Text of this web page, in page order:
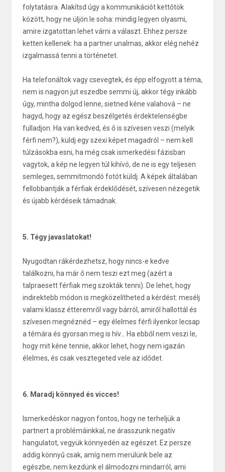
folytatásra. Alakítsd úgy a kommunikációt kettőtök
között, hogy ne üljön le soha: mindig legyen olyasmi,
amire izgatottan lehet várni a választ. Ehhez persze
ketten kellenek: ha a partner unalmas, akkor elég nehéz
izgalmassá tenni a történetet.
Ha telefonáltok vagy csevegtek, és épp elfogyott a téma,
nem is nagyon jut eszedbe semmi új, akkor tégy inkább
úgy, mintha dolgod lenne, sietned kéne valahová – ne
hagyd, hogy az egész beszélgetés érdektelenségbe
fulladjon. Ha van kedved, és ő is szívesen veszi (melyik
férfi nem?), küldj egy szexi képet magadról – nem kell
túlzásokba esni, ha még csak ismerkedési fázisban
vagytok, a kép ne legyen túl kihívó, de ne is egy teljesen
semleges, semmitmondó fotót küldj. A képek általában
fellobbantják a férfiak érdeklődését, szívesen nézegetik
és újabb kérdéseik támadnak.
5. Tégy javaslatokat!
Nyugodtan rákérdezhetsz, hogy nincs-e kedve
találkozni, ha már ő nem teszi ezt meg (azért a
talpraesett férfiak meg szokták tenni). De lehet, hogy
indirektebb módon is megközelítheted a kérdést: mesélj
valami klassz étteremről vagy bárról, amiről hallottál és
szívesen megnéznéd – egy élelmes férfi ilyenkor lecsap
a témára és gyorsan meg is hív… Ha ebből nem veszi le,
hogy mit kéne tennie, akkor lehet, hogy nem igazán
élelmes, és csak vesztegeted vele az idődet.
6. Maradj könnyed és vicces!
Ismerkedéskor nagyon fontos, hogy ne terheljük a
partnert a problémáinkkal, ne árasszunk negatív
hangulatot, vegyük könnyedén az egészet. Ez persze
addig könnyű csak, amíg nem merülünk bele az
egészbe, nem kezdünk el álmodozni mindarról, ami